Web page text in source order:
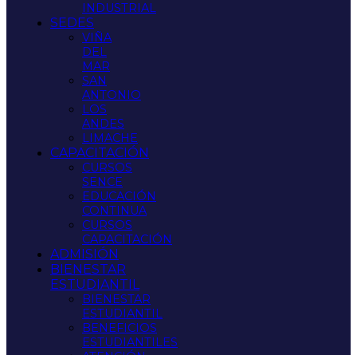
INDUSTRIAL
SEDES
VIÑA
DEL
MAR
SAN
ANTONIO
LOS
ANDES
LIMACHE
CAPACITACIÓN
CURSOS
SENCE
EDUCACIÓN
CONTINUA
CURSOS
CAPACITACIÓN
ADMISIÓN
BIENESTAR
ESTUDIANTIL
BIENESTAR
ESTUDIANTIL
BENEFICIOS
ESTUDIANTILES